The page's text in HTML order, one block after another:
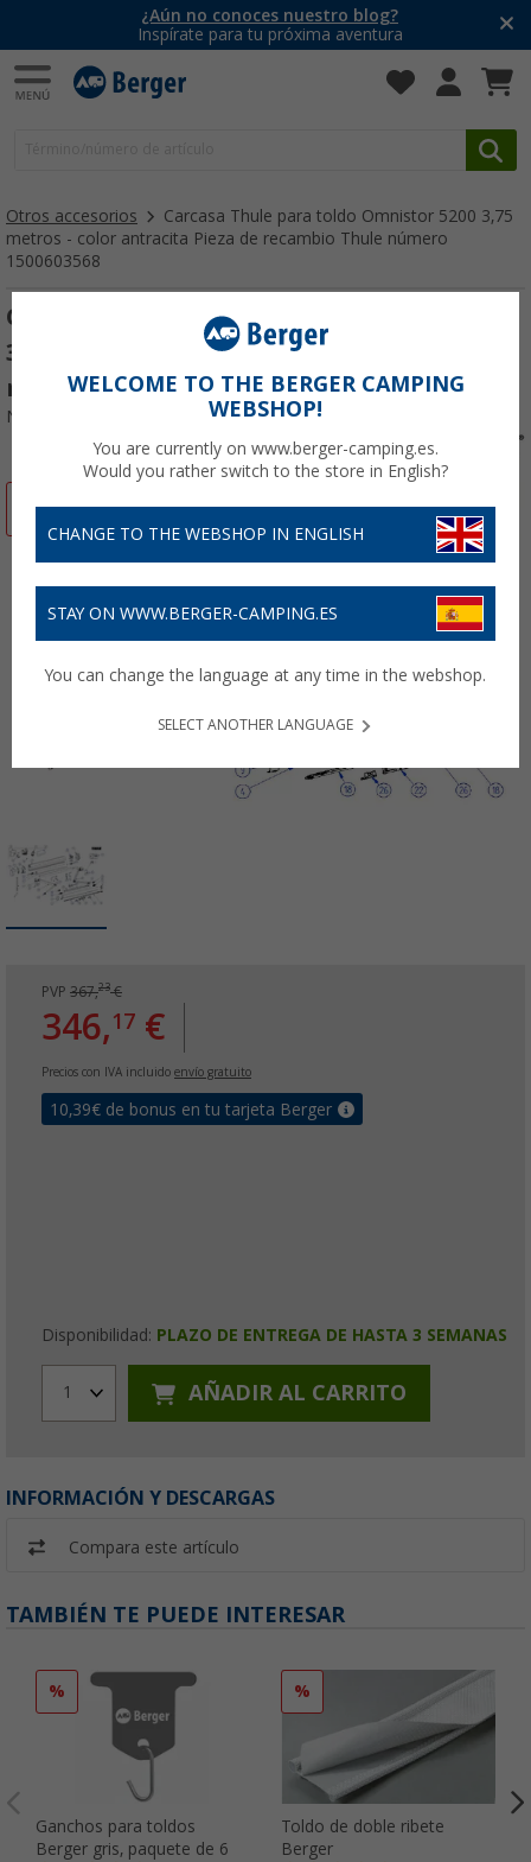
¿Aún no conoces nuestro blog?
Inspírate para tu próxima aventura
Otros accesorios
Carcasa Thule para toldo Omnistor 5200 3,75
metros - color antracita Pieza de recambio Thule número
1500603568
Carcasa Thule para toldo Omnistor 5200
3,75 metros - color antracita Pieza de
recambio Thule número 1500603568
Nº de artículo 449163
-5%
PVP 367,23€
346,17 €
Precios con IVA incluido envío gratuito
10,39€ de bonus en tu tarjeta Berger
Disponibilidad: PLAZO DE ENTREGA DE HASTA 3 SEMANAS
1 AÑADIR AL CARRITO
INFORMACIÓN Y DESCARGAS
Compara este artículo
TAMBIÉN TE PUEDE INTERESAR
%
Ganchos para toldos
Berger gris, paquete de 6
%
Toldo de doble ribete
Berger
WELCOME TO THE BERGER CAMPING
WEBSHOP!
You are currently on www.berger-camping.es.
Would you rather switch to the store in English?
CHANGE TO THE WEBSHOP IN ENGLISH
STAY ON WWW.BERGER-CAMPING.ES
You can change the language at any time in the webshop.
SELECT ANOTHER LANGUAGE